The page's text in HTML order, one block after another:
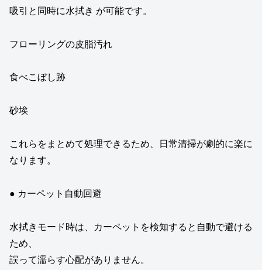
吸引と同時に水拭き が可能です。
フローリングの皮脂汚れ
食べこぼし跡
砂埃
これらをまとめて処理できるため、日常清掃が劇的に楽に
なります。
● カーペット自動回避
水拭きモード時は、カーペットを検知すると自動で避ける
ため、
誤って濡らす心配がありません。